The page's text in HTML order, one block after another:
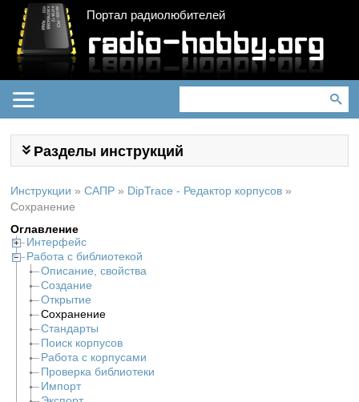
Портал радиолюбителей
Разделы инструкций
Инструкции » САПР » DipTrace - Редактор корпусов »
Сохранение
Оглавление
Интерфейс
Работа с библиотекой
Описание, свойства
Создание
Открытие
Сохранение
Стандарты
Поиск корпусов
Работа с корпусами
Проверка библиотеки
Импорт